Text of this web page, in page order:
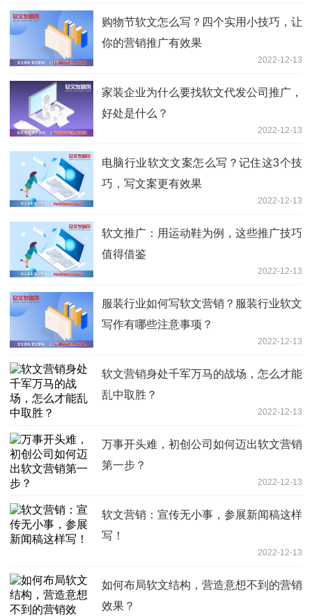
购物节软文怎么写？四个实用小技巧，让
你的营销推广有效果
2022-12-13
家装企业为什么要找软文代发公司推广，
好处是什么？
2022-12-13
电脑行业软文文案怎么写？记住这3个技
巧，写文案更有效果
2022-12-13
软文推广：用运动鞋为例，这些推广技巧
值得借鉴
2022-12-13
服装行业如何写软文营销？服装行业软文
写作有哪些注意事项？
2022-12-13
软文营销身处千军万马的战场，怎么才能
乱中取胜？
2022-12-13
万事开头难，初创公司如何迈出软文营销
第一步？
2022-12-13
软文营销：宣传无小事，参展新闻稿这样
写！
2022-12-13
如何布局软文结构，营造意想不到的营销
效果？